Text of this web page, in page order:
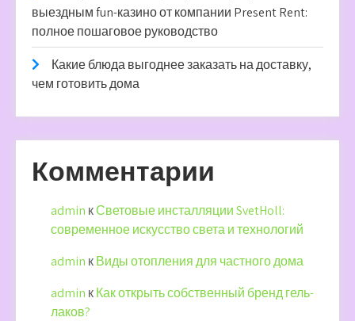
выездным fun-казино от компании Present Rent:
полное пошаговое руководство
Какие блюда выгоднее заказать на доставку,
чем готовить дома
Комментарии
admin кСветовые инсталляции SvetHoll:
современное искусство света и технологий
admin кВиды отопления для частного дома
admin кКак открыть собственный бренд гель-
лаков?